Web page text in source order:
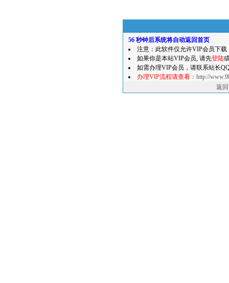
56 秒钟后系统将自动返回首页
注意：此软件仅允许VIP会员下载
如果你是本站VIP会员, 请先登陆
如需办理VIP会员，请联系站长
办理VIP流程请查看： http://
返